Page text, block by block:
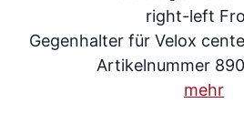
Gegenhalter für Velox
Artikelnummer
mehr